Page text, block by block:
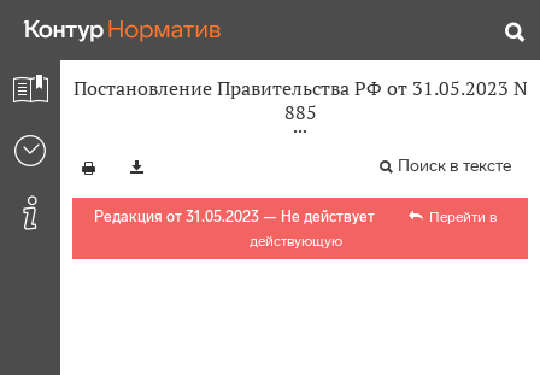
Постановление Правительства РФ от 31.05.2023 N
885
Поиск в тексте
Редакция от 31.05.2023 — Не действует
Перейти в
действующую